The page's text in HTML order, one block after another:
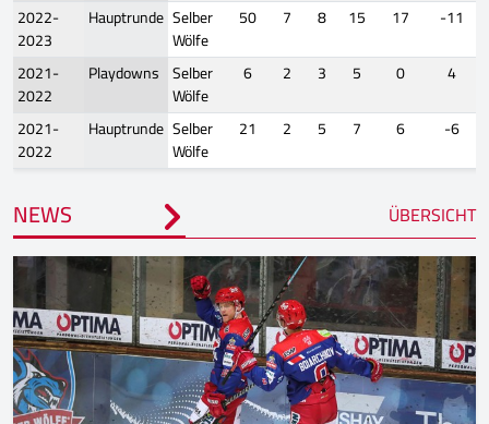
2022-
2023
Hauptrunde Selber
Wölfe
50 7 8 15 17
-11
2021-
2022
Playdowns Selber
Wölfe
6 2 3 5 0
4
2021-
2022
Hauptrunde Selber
Wölfe
21 2 5 7 6 -6
NEWS ÜBERSICHT